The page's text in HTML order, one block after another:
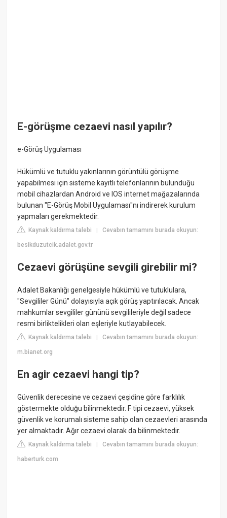
E-görüşme cezaevi nasıl yapılır?
e-Görüş Uygulaması​
Hükümlü ve tutuklu yakınlarının görüntülü görüşme
yapabilmesi için sisteme kayıtlı telefonlarının bulunduğu
mobil cihazlardan Android ve IOS internet mağazalarında
bulunan ''E-Görüş Mobil Uygulaması''nı indirerek kurulum
yapmaları gerekmektedir.
Kaynak kaldırma talebi |Cevabın tamamını burada okuyun:
besikduzutcik.adalet.gov.tr
Cezaevi görüşüne sevgili girebilir mi?
Adalet Bakanlığı genelgesiyle hükümlü ve tutuklulara,
"Sevgililer Günü" dolayısıyla açık görüş yaptırılacak. Ancak
mahkumlar sevgililer gününü sevgilileriyle değil sadece
resmi birliktelikleri olan eşleriyle kutlayabilecek.
Kaynak kaldırma talebi |Cevabın tamamını burada okuyun:
m.bianet.org
En agir cezaevi hangi tip?
Güvenlik derecesine ve cezaevi çeşidine göre farklılık
göstermekte olduğu bilinmektedir. F tipi cezaevi, yüksek
güvenlik ve korumalı sisteme sahip olan cezaevleri arasında
yer almaktadır. Ağır cezaevi olarak da bilinmektedir.
Kaynak kaldırma talebi |Cevabın tamamını burada okuyun:
haberturk.com